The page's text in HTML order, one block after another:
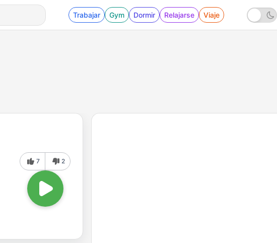
Trabajar Gym Dormir Relajarse Viaje
7 2